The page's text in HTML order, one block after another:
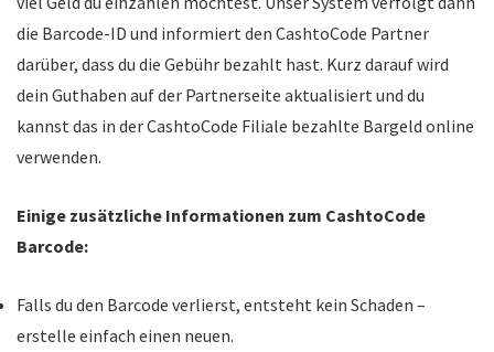
die Barcode-ID und informiert den CashtoCode Partner
darüber, dass du die Gebühr bezahlt hast. Kurz darauf wird
dein Guthaben auf der Partnerseite aktualisiert und du
kannst das in der CashtoCode Filiale bezahlte Bargeld online
verwenden.
Einige zusätzliche Informationen zum CashtoCode
Barcode:
Falls du den Barcode verlierst, entsteht kein Schaden –
erstelle einfach einen neuen.